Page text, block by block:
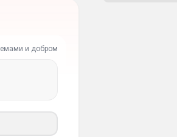
и добром